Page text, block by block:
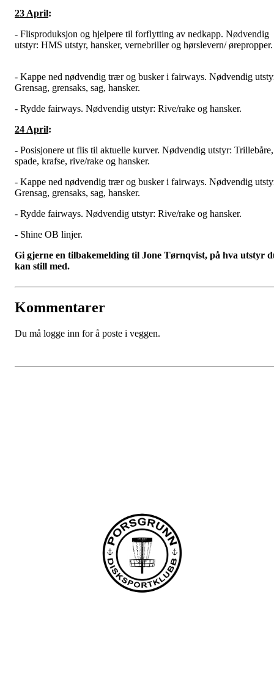
23 April:
- Flisproduksjon og hjelpere til forflytting av nedkapp. Nødvendig
utstyr: HMS utstyr, hansker, vernebriller og hørslevern/
- Kappe ned nødvendig trær og busker i fairways. Nødvendig
Grensag, grensaks, sag, hansker.
- Rydde fairways. Nødvendig utstyr: Rive/rake og hansker.
24 April:
- Posisjonere ut flis til aktuelle kurver. Nødvendig utstyr: Trillebåre,
spade, krafse, rive/rake og hansker.
- Kappe ned nødvendig trær og busker i fairways. Nødvendig
Grensag, grensaks, sag, hansker.
- Rydde fairways. Nødvendig utstyr: Rive/rake og hansker.
- Shine OB linjer.
Gi gjerne en tilbakemelding til Jone Tørnqvist, på hva utstyr
kan still med.
Kommentarer
Du må logge inn for å poste i veggen.